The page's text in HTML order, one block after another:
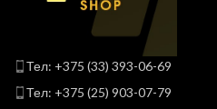
Тел: +375 (33) 393-06-69
Тел: +375 (25) 903-07-79